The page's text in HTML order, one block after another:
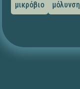
μικρόβιο
μόλυνση